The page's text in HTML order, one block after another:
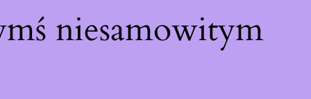
niesamowitym